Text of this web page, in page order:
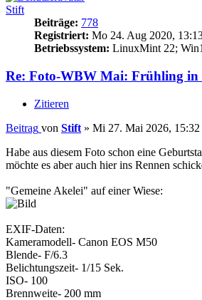
Stift
Beiträge: 778
Registriert: Mo 24. Aug 2020,
Betriebssystem: LinuxMint 22;
Re: Foto-WBW Mai: Frühling
Zitieren
Beitrag von Stift » Mi 27. Mai 2026, 15:32
Habe aus diesem Foto schon eine
möchte es aber auch hier ins Rennen
"Gemeine Akelei" auf einer Wiese:
EXIF-Daten:
Kameramodell- Canon EOS M50
Blende- F/6.3
Belichtungszeit- 1/15 Sek.
ISO- 100
Brennweite- 200 mm